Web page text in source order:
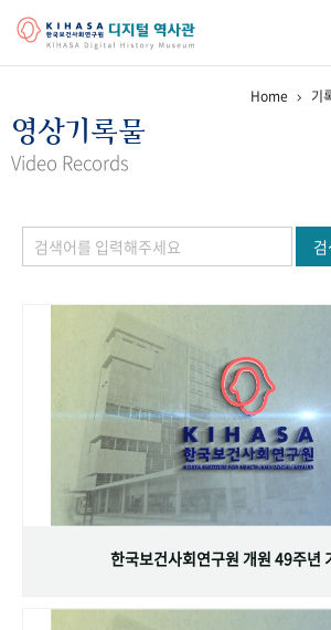
걸어온 길 기관 변천사
정책과 연구 키워드로 보는 연구 역사
기록물 아카이브
사진 아카이브 문서 기록물 행정박물
주년 기념
성과 50선 숫자로 보는 50년
VR 역사관
Home 기
영상기록물
Video Records
한국보건사회연구원 개원 49주년